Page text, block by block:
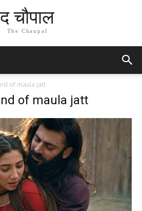
द चौपाल
The Chaupal
of maula jatt
of maula jatt